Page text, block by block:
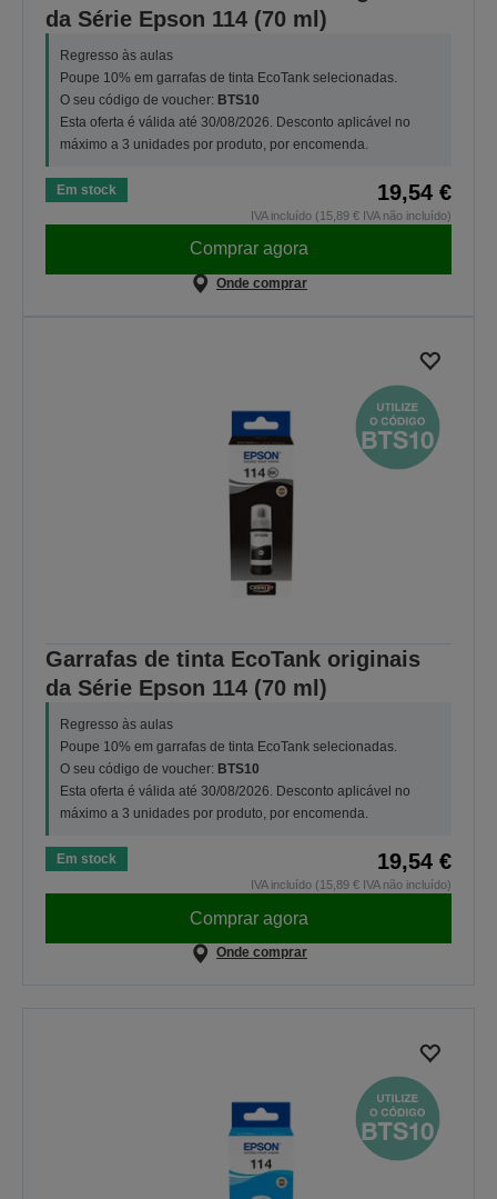
da Série Epson 114 (70 ml)
Regresso às aulas
Poupe 10% em garrafas de tinta EcoTank selecionadas.
O seu código de voucher: BTS10
Esta oferta é válida até 30/08/2026. Desconto aplicável no
máximo a 3 unidades por produto, por encomenda.
Em stock 19,54 €
IVA incluído (15,89 € IVA não incluído)
Comprar agora
Onde comprar
Garrafas de tinta EcoTank originais
da Série Epson 114 (70 ml)
Regresso às aulas
Poupe 10% em garrafas de tinta EcoTank selecionadas.
O seu código de voucher: BTS10
Esta oferta é válida até 30/08/2026. Desconto aplicável no
máximo a 3 unidades por produto, por encomenda.
Em stock 19,54 €
IVA incluído (15,89 € IVA não incluído)
Comprar agora
Onde comprar